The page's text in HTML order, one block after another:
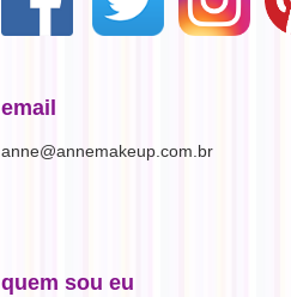
email
anne@annemakeup.com.br
quem sou eu